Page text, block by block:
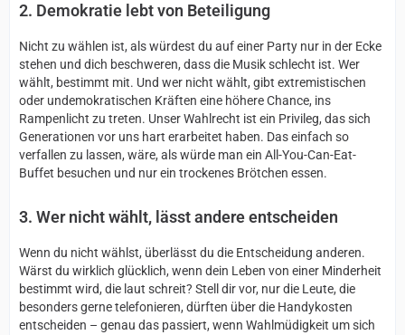
2. Demokratie lebt von Beteiligung
Nicht zu wählen ist, als würdest du auf einer Party nur in der Ecke
stehen und dich beschweren, dass die Musik schlecht ist. Wer
wählt, bestimmt mit. Und wer nicht wählt, gibt extremistischen
oder undemokratischen Kräften eine höhere Chance, ins
Rampenlicht zu treten. Unser Wahlrecht ist ein Privileg, das sich
Generationen vor uns hart erarbeitet haben. Das einfach so
verfallen zu lassen, wäre, als würde man ein All-You-Can-Eat-
Buffet besuchen und nur ein trockenes Brötchen essen.
3. Wer nicht wählt, lässt andere entscheiden
Wenn du nicht wählst, überlässt du die Entscheidung anderen.
Wärst du wirklich glücklich, wenn dein Leben von einer Minderheit
bestimmt wird, die laut schreit? Stell dir vor, nur die Leute, die
besonders gerne telefonieren, dürften über die Handykosten
entscheiden – genau das passiert, wenn Wahlmüdigkeit um sich